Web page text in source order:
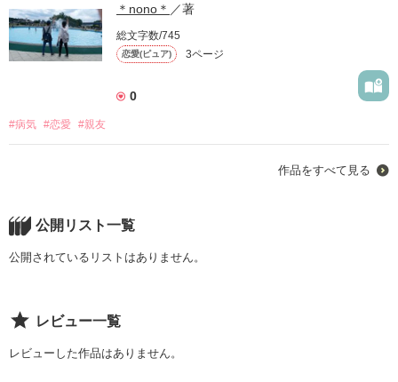
＊nono＊ ／著
総文字数/745
恋愛(ピュア) 3ページ
0
#病気 #恋愛 #親友
作品をすべて見る
公開リスト一覧
公開されているリストはありません。
レビュー一覧
レビューした作品はありません。